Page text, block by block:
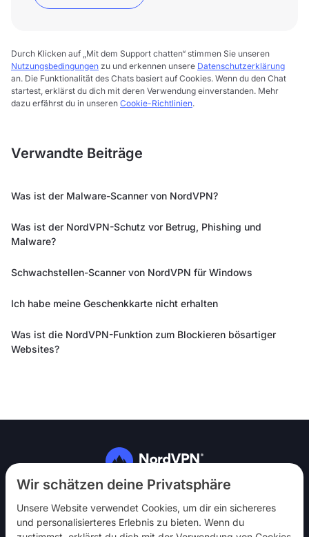
Wir schätzen deine Privatsphäre
Unsere Website verwendet Cookies, um dir ein sichereres
und personalisierteres Erlebnis zu bieten. Wenn du
Durch Klicken auf „Mit dem Support chatten“ stimmen Sie unseren
Nutzungsbedingungen zu und erkennen unsere Datenschutzerklärung
an. Die Funktionalität des Chats basiert auf Cookies. Wenn du den Chat
startest, erklärst du dich mit deren Verwendung einverstanden. Mehr
dazu erfährst du in unseren Cookie-Richtlinien.
Verwandte Beiträge
Was ist der Malware-Scanner von NordVPN?
Was ist der NordVPN-Schutz vor Betrug, Phishing und
Malware?
Schwachstellen-Scanner von NordVPN für Windows
Ich habe meine Geschenkkarte nicht erhalten
Was ist die NordVPN-Funktion zum Blockieren bösartiger
Websites?
Folg uns